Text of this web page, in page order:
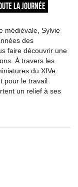
LA JOURNÉE
médiévale, Sylvie
des
faire découvrir une
À travers les
du XIVe
pour le travail
un relief à ses